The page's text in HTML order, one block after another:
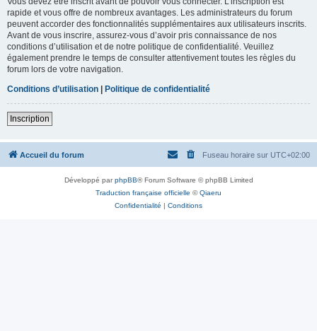
rapide et vous offre de nombreux avantages. Les administrateurs du forum
peuvent accorder des fonctionnalités supplémentaires aux utilisateurs inscrits.
Avant de vous inscrire, assurez-vous d’avoir pris connaissance de nos
conditions d’utilisation et de notre politique de confidentialité. Veuillez
également prendre le temps de consulter attentivement toutes les règles du
forum lors de votre navigation.
Conditions d’utilisation | Politique de confidentialité
Inscription
Accueil du forum Fuseau horaire sur UTC+02:00
Développé parphpBB® Forum Software © phpBB Limited
Traduction française officielle ©Qiaeru
Confidentialité | Conditions